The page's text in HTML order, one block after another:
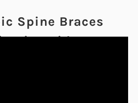
Spine Braces
Video